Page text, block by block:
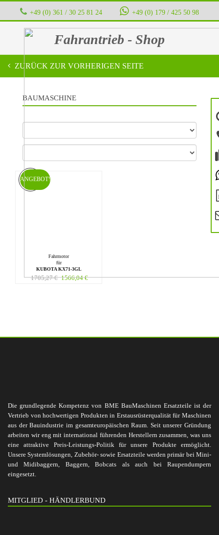
+49 (0) 361 / 30 25 81 24 ‭ ‭ ‭ ‭ +49 (0) 179 / 425 50 98
Fahrantrieb - Shop
ZURÜCK ZUR VORHERIGEN SEITE
BAUMASCHINE
Fahrmotor
für
KUBOTA KX71-3GL
1705,27€ 1566,04€
ANGEBOT!
Die grundlegende Kompetenz von BME BauMaschinen Ersatzteile ist der
Vertrieb von hochwertigen Produkten in Erstausrüsterqualität für Maschinen
aus der Bauindustrie im gesamteuropäischen Raum. Seit unserer Gründung
arbeiten wir eng mit international führenden Herstellern zusammen, was uns
eine attraktive Preis-Leistungs-Politik für unsere Produkte ermöglicht.
Unsere Systemlösungen, Zubehör- sowie Ersatzteile werden primär bei Mini-
und Midibaggern, Baggern, Bobcats als auch bei Raupendumpern
eingesetzt.
MITGLIED - HÄNDLERBUND